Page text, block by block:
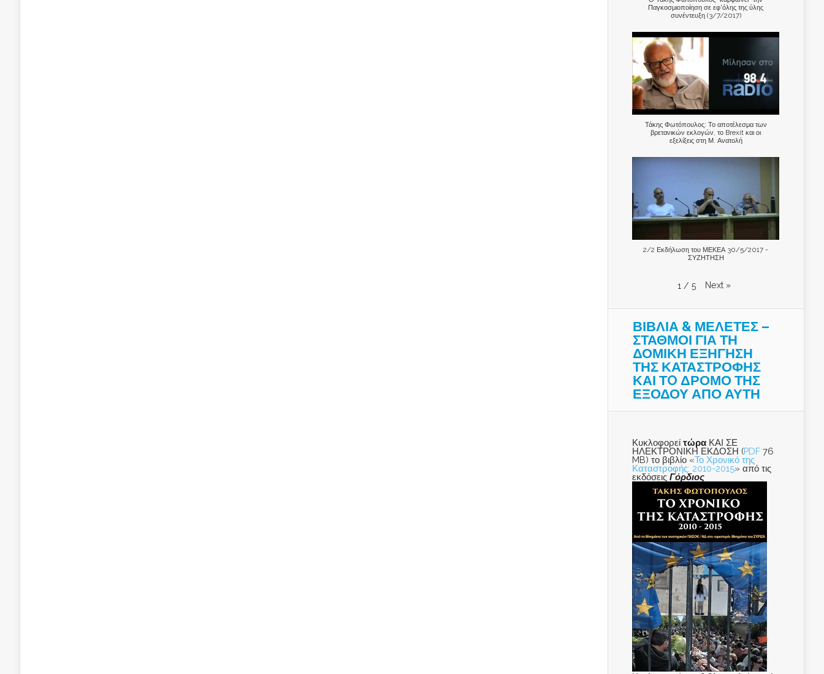
Παγκοσμιοποίηση σε εφ'όλης της ύλης
συνέντευξη (3/7/2017)
Τάκης Φωτόπουλος: Το αποτέλεσμα των
βρετανικών εκλογών, το Brexit και οι
εξελίξεις στη Μ. Ανατολή
2/2 Εκδήλωση του ΜΕΚΕΑ 30/5/2017 -
ΣΥΖΗΤΗΣΗ
1 / 5 Next »
ΒΙΒΛΙΑ & ΜΕΛΕΤΕΣ –
ΣΤΑΘΜΟΙ ΓΙΑ ΤΗ
ΔΟΜΙΚΗ ΕΞΗΓΗΣΗ
ΤΗΣ ΚΑΤΑΣΤΡΟΦΗΣ
ΚΑΙ ΤO ΔΡΟΜΟ ΤΗΣ
ΕΞΟΔΟΥ ΑΠΟ ΑΥΤΗ
Κυκλοφορεί τώρα ΚΑΙ ΣΕ
ΗΛΕΚΤΡΟΝΙΚΗ ΕΚΔΟΣΗ (PDF 76
MB) το βιβλίο «Το Χρονικό της
Καταστροφής: 2010-2015» από τις
εκδόσεις Γόρδιος